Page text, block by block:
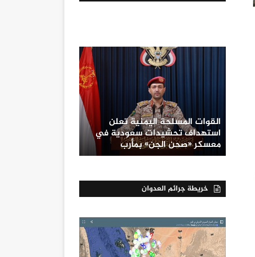
القوات المسلحة اليمنية تعلن
استهداف تحشيدات سعودية في
معسكر «صحن الجن» بمأرب
خريطة جرائم العدوان